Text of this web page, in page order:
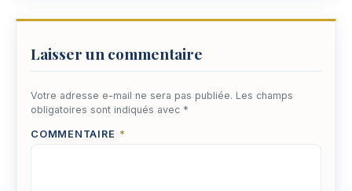
Laisser un commentaire
Votre adresse e-mail ne sera pas publiée. Les champs
obligatoires sont indiqués avec *
COMMENTAIRE *